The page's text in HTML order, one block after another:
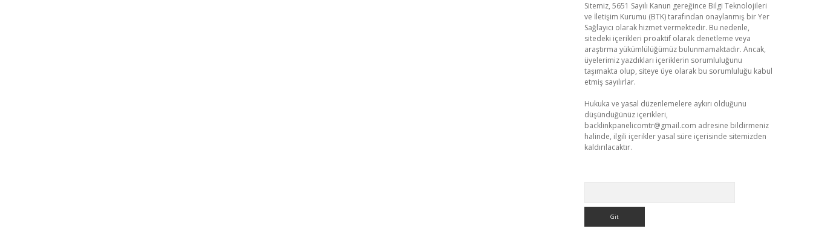
Sitemiz, 5651 Sayılı Kanun gereğince Bilgi Teknolojileri
ve İletişim Kurumu (BTK) tarafından onaylanmış bir Yer
Sağlayıcı olarak hizmet vermektedir. Bu nedenle,
sitedeki içerikleri proaktif olarak denetleme veya
araştırma yükümlülüğümüz bulunmamaktadır. Ancak,
üyelerimiz yazdıkları içeriklerin sorumluluğunu
taşımakta olup, siteye üye olarak bu sorumluluğu kabul
etmiş sayılırlar.
Hukuka ve yasal düzenlemelere aykırı olduğunu
düşündüğünüz içerikleri,
backlinkpanelicomtr@gmail.com adresine bildirmeniz
halinde, ilgili içerikler yasal süre içerisinde sitemizden
kaldırılacaktır.